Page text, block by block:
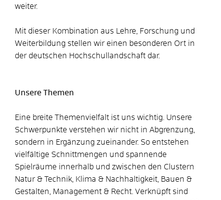
weiter.
Mit dieser Kombination aus Lehre, Forschung und
Weiterbildung stellen wir einen besonderen Ort in
der deutschen Hochschullandschaft dar.
Unsere Themen
Eine breite Themenvielfalt ist uns wichtig. Unsere
Schwerpunkte verstehen wir nicht in Abgrenzung,
sondern in Ergänzung zueinander. So entstehen
vielfältige Schnittmengen und spannende
Spielräume innerhalb und zwischen den Clustern
Natur & Technik, Klima & Nachhaltigkeit, Bauen &
Gestalten, Management & Recht. Verknüpft sind